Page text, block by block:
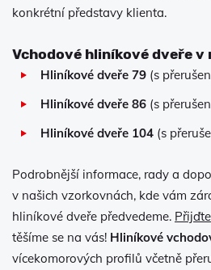
konkrétní představy klienta.
Vchodové hliníkové dveře v
Hliníkové dveře 79 (s
Hliníkové dveře 86 (s
Hliníkové dveře 104 (s
Podrobnější informace, rady a
v našich vzorkovnách, kde vám
hliníkové dveře předvedeme.
těšíme se na vás! Hliníkové
vícekomorových profilů včetně